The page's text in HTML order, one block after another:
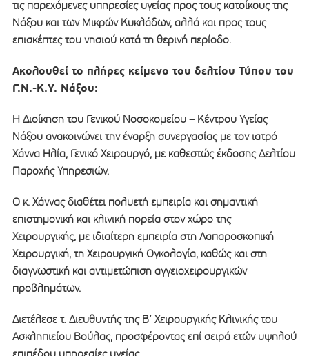
τις παρεχόμενες υπηρεσίες υγείας προς τους κατοίκους της
Νάξου και των Μικρών Κυκλάδων, αλλά και προς τους
επισκέπτες του νησιού κατά τη θερινή περίοδο.
Ακολουθεί το πλήρες κείμενο του δελτίου Τύπου του
Γ.Ν.-Κ.Υ. Νάξου:
Η Διοίκηση του Γενικού Νοσοκομείου – Κέντρου Υγείας
Νάξου ανακοινώνει την έναρξη συνεργασίας με τον ιατρό
Χάννα Ηλία, Γενικό Χειρουργό, με καθεστώς έκδοσης Δελτίου
Παροχής Υπηρεσιών.
Ο κ. Χάννας διαθέτει πολυετή εμπειρία και σημαντική
επιστημονική και κλινική πορεία στον χώρο της
Χειρουργικής, με ιδιαίτερη εμπειρία στη Λαπαροσκοπική
Χειρουργική, τη Χειρουργική Ογκολογία, καθώς και στη
διαγνωστική και αντιμετώπιση αγγειοχειρουργικών
προβλημάτων.
Διετέλεσε τ. Διευθυντής της Β’ Χειρουργικής Κλινικής του
Ασκληπιείου Βούλας, προσφέροντας επί σειρά ετών υψηλού